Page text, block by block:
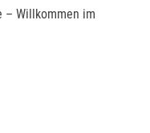
– Willkommen im